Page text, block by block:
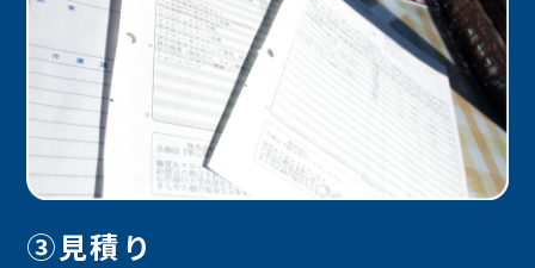
③見積り